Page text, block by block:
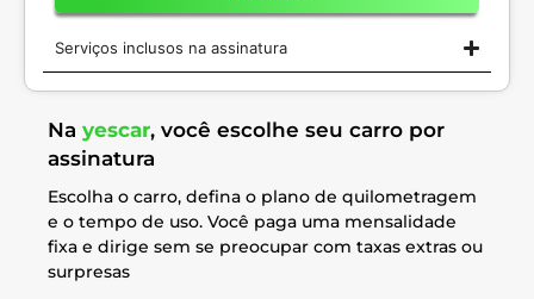
Serviços inclusos na assinatura
Na yescar, você escolhe seu carro por
assinatura
Escolha o carro, defina o plano de quilometragem
e o tempo de uso. Você paga uma mensalidade
fixa e dirige sem se preocupar com taxas extras ou
surpresas